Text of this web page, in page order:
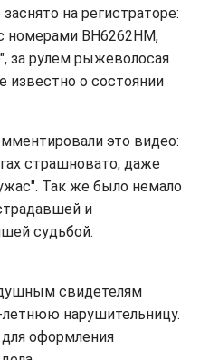
на регистраторе:
номерами ВН6262НМ,
за рулем рыжеволосая
известно о состоянии
это видео:
страшновато, даже
Так же было немало
и
судьбой.
свидетелям
летнюю нарушительницу.
оформления